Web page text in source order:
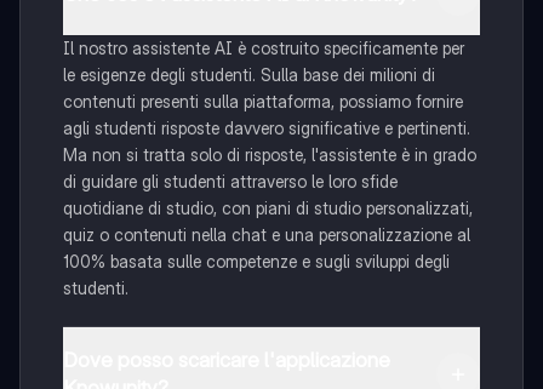
Il nostro assistente AI è costruito specificamente per
le esigenze degli studenti. Sulla base dei milioni di
contenuti presenti sulla piattaforma, possiamo fornire
agli studenti risposte davvero significative e pertinenti.
Ma non si tratta solo di risposte, l'assistente è in grado
di guidare gli studenti attraverso le loro sfide
quotidiane di studio, con piani di studio personalizzati,
quiz o contenuti nella chat e una personalizzazione al
100% basata sulle competenze e sugli sviluppi degli
studenti.